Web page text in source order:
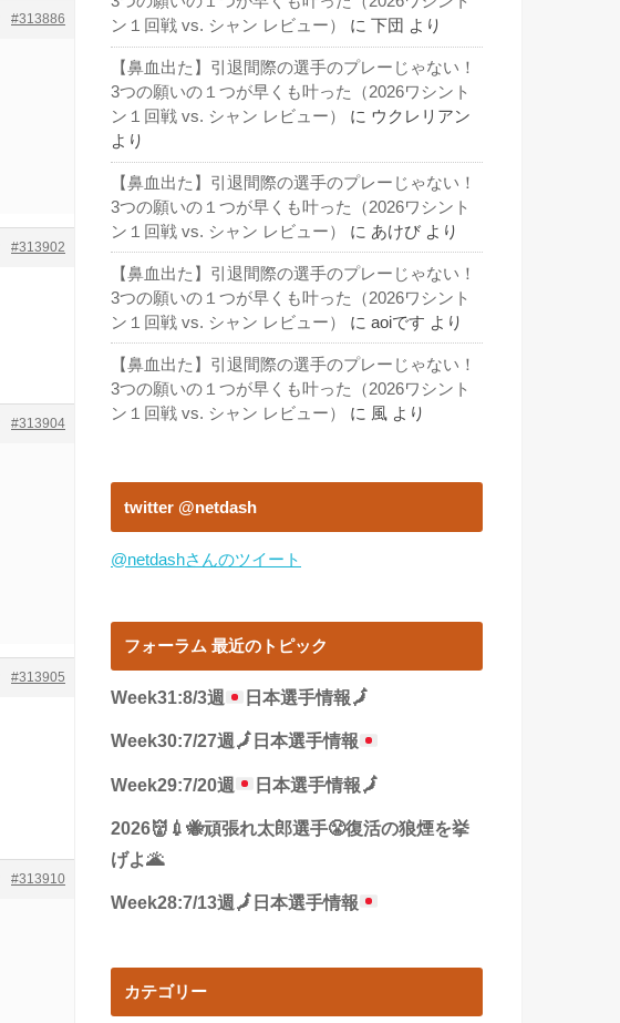
#313886
#313902
#313904
#313905
#313910
ン１回戦 vs. シャン レビュー）
に 下団 より
【鼻血出た】引退間際の選手のプレーじゃない！
3つの願いの１つが早くも叶った（2026ワシント
ン１回戦 vs. シャン レビュー）
に ウクレリアン
より
【鼻血出た】引退間際の選手のプレーじゃない！
3つの願いの１つが早くも叶った（2026ワシント
ン１回戦 vs. シャン レビュー）
に あけび より
【鼻血出た】引退間際の選手のプレーじゃない！
3つの願いの１つが早くも叶った（2026ワシント
ン１回戦 vs. シャン レビュー）
に aoiです より
【鼻血出た】引退間際の選手のプレーじゃない！
3つの願いの１つが早くも叶った（2026ワシント
ン１回戦 vs. シャン レビュー）
に 風 より
twitter @netdash
@netdashさんのツイート
フォーラム 最近のトピック
Week31:8/3週 日本選手情報🗾
Week30:7/27週🗾 日本選手情報
Week29:7/20週 日本選手情報🗾
2026👹💉🐝頑張れ太郎選手😤復活の狼煙を挙
げよ🌋
Week28:7/13週 🗾 日本選手情報
カテゴリー